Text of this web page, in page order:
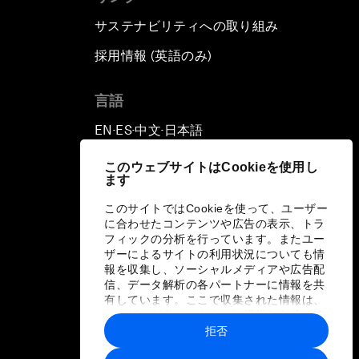
このウェブサイトはCookieを使用し
ます
このサイトではCookieを使って、ユーザー
に合わせたコンテンツや広告の表示、トラ
フィックの分析を行っています。またユー
ザーによるサイトの利用状況についても情
報を収集し、ソーシャルメディアや広告配
信、データ解析の各パートナーに情報を共
有しています。ここで収集された情報は、
ユーザーが各パートナーに提供した他の情
報や各パートナーのサービスを使用した際
に収集された情報と組み合わされ、各パー
拒否
サステナビリティへの取り組み
採用情報 (英語のみ)
言語
EN ▪ ES▪中文▪ 日本語